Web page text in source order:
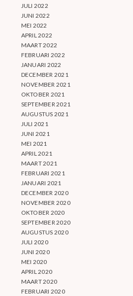
JULI 2022
JUNI 2022
MEI 2022
APRIL 2022
MAART 2022
FEBRUARI 2022
JANUARI 2022
DECEMBER 2021
NOVEMBER 2021
OKTOBER 2021
SEPTEMBER 2021
AUGUSTUS 2021
JULI 2021
JUNI 2021
MEI 2021
APRIL 2021
MAART 2021
FEBRUARI 2021
JANUARI 2021
DECEMBER 2020
NOVEMBER 2020
OKTOBER 2020
SEPTEMBER 2020
AUGUSTUS 2020
JULI 2020
JUNI 2020
MEI 2020
APRIL 2020
MAART 2020
FEBRUARI 2020